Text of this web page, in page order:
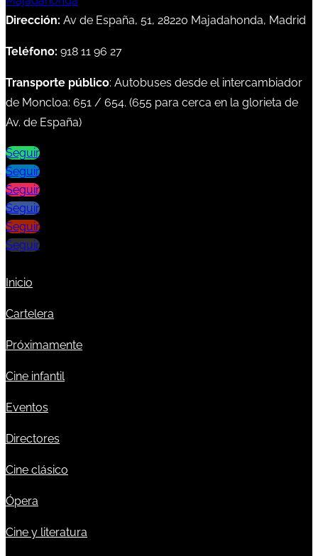
Dirección: Av de España, 51, 28220 Majadahonda, Madrid
Teléfono: 918 11 96 27
Transporte público: Autobuses desde el intercambiador
de Moncloa: 651 / 654. (655 para cerca en la glorieta de
Av. de España)
Seguir
Seguir
Seguir
Seguir
Seguir
Seguir
Inicio
Cartelera
Próximamente
Cine infantil
Eventos
Directores
Cine clásico
Ópera
Cine y literatura